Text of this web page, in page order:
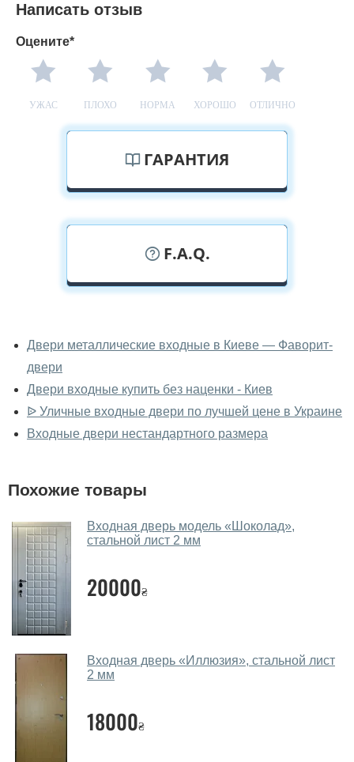
Написать отзыв
Оцените*
УЖАС ПЛОХО НОРМА ХОРОШО ОТЛИЧНО
ГАРАНТИЯ
F.A.Q.
двери вживую?
Да, можно посмотреть уличные двери в нашем
фирменном салоне-магазине.
У вас большой магазин?
Помогаете ли вы выбрать уличные
Да. Мы консультируем покупателей
через мессенджеры, онлайн чат или непосредственно
в нашем салоне-магазине.
Какие уличные двери посоветуете?
параметров, Вашего бюджета и других факторов.
Подбор уличных дверей ведется индивидуально для
каждого посетителя.
Замеры дверей делаете?
Двери металлические входные в Киеве — Фаворит-
двери
Двери входные купить без наценки - Киев
ᐉ Уличные входные двери по лучшей цене в Украине
Входные двери нестандартного размера
Похожие товары
Входная дверь модель «Шоколад»,
стальной лист 2 мм
20000₴
Входная дверь «Иллюзия», стальной лист
2 мм
18000₴